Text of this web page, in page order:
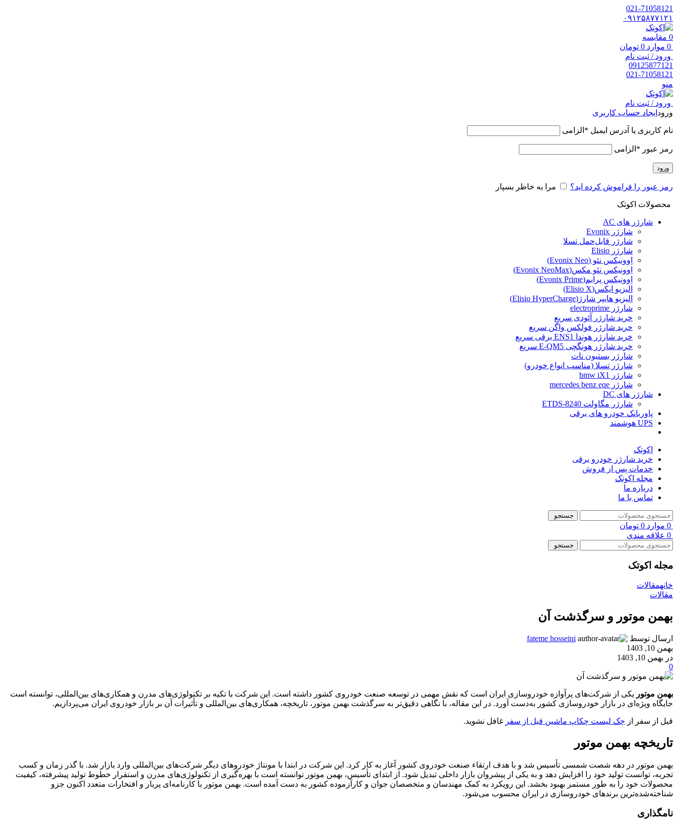
021-71058121
۰۹۱۲۵۸۷۷۱۲۱
0 مقایسه
0 موارد 0 تومان
ورود / ثبت نام
09125877121
021-71058121
منو
ورود / ثبت نام
ورود ایجاد حساب کاربری
نام کاربری یا آدرس ایمیل * الزامی
رمز عبور * الزامی
ورود
رمز عبور را فراموش کرده اید؟ مرا به خاطر بسپار
محصولات اکوتک
شارژر های AC
شارژر Evonix
شارژر قابل‌حمل تسلا
شارژر Elisio
اِوونیکس نئو (Evonix Neo)
اِوونیکس نئو مکس(Evonix NeoMax)
اِوونیکس پرایم(Evonix Prime)
الیزیو ایکس(Elisio X)
الیزیو هایپر شارژ(Elisio HyperCharge)
شارژر electroprime
خرید شارژر آئودی سریع
خرید شارژر فولکس واگن سریع
خرید شارژر هوندا ENS1 برقی سریع
خرید شارژر هونگچی E-QM5 سریع
شارژر بستیون نات
شارژر تسلا (مناسب انواع خودرو)
شارژر bmw iX1
شارژر mercedes benz eqe
شارژر های DC
شارژر مگاولت ETDS-8240
پاوربانک خودرو های برقی
UPS هوشمند
اکوتک
خرید شارژر خودرو برقی
خدمات پس از فروش
مجله اکوتک
درباره ما
تماس با ما
جستجو
0 موارد 0 تومان
0 علاقه مندی
جستجو
مجله اکوتک
خانهمقالات
مقالات
بهمن موتور و سرگذشت آن
ارسال توسط
fateme hosseini
بهمن 10, 1403
در بهمن 10, 1403
0
بهمن موتور یکی از شرکت‌های پرآوازه خودروسازی ایران است که نقش مهمی در توسعه صنعت خودروی کشور داشته است. این شرکت با تکیه بر تکنولوژی‌های مدرن و همکاری‌های بین‌المللی، توانسته است
جایگاه ویژه‌ای در بازار خودروسازی کشور به‌دست آورد. در این مقاله، با نگاهی دقیق‌تر به سرگذشت بهمن موتور، تاریخچه، همکاری‌های بین‌المللی و تأثیرات آن بر بازار خودروی ایران می‌پردازیم.
قبل از سفر از چک لیست چکاپ ماشین قبل از سفر غافل نشوید.
تاریخچه بهمن موتور
بهمن موتور در دهه شصت شمسی تأسیس شد و با هدف ارتقاء صنعت خودروی کشور آغاز به کار کرد. این شرکت در ابتدا با مونتاژ خودروهای دیگر شرکت‌های بین‌المللی وارد بازار شد. با گذر زمان و کسب
تجربه، توانست تولید خود را افزایش دهد و به یکی از پیشروان بازار داخلی تبدیل شود. از ابتدای تأسیس، بهمن موتور توانسته است با بهره‌گیری از تکنولوژی‌های مدرن و استقرار خطوط تولید پیشرفته، کیفیت
محصولات خود را به طور مستمر بهبود بخشد. این رویکرد به کمک مهندسان و متخصصان جوان و کارآزموده کشور به دست آمده است. بهمن موتور با کارنامه‌ای پربار و افتخارات متعدد اکنون جزو
شناخته‌شده‌ترین برندهای خودروسازی در ایران محسوب می‌شود.
نامگذاری